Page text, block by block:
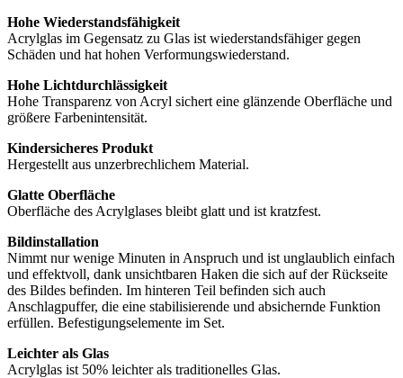
Hohe Wiederstandsfähigkeit
Acrylglas im Gegensatz zu Glas ist wiederstandsfähiger gegen
Schäden und hat hohen Verformungswiederstand.
Hohe Lichtdurchlässigkeit
Hohe Transparenz von Acryl sichert eine glänzende Oberfläche und
größere Farbenintensität.
Kindersicheres Produkt
Hergestellt aus unzerbrechlichem Material.
Glatte Oberfläche
Oberfläche des Acrylglases bleibt glatt und ist kratzfest.
Bildinstallation
Nimmt nur wenige Minuten in Anspruch und ist unglaublich einfach
und effektvoll, dank unsichtbaren Haken die sich auf der Rückseite
des Bildes befinden. Im hinteren Teil befinden sich auch
Anschlagpuffer, die eine stabilisierende und absichernde Funktion
erfüllen. Befestigungselemente im Set.
Leichter als Glas
Acrylglas ist 50% leichter als traditionelles Glas.